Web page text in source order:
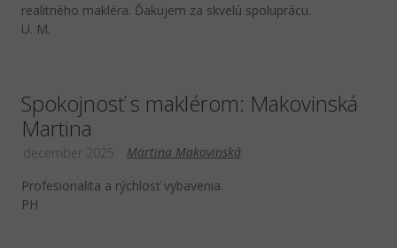
realitného makléra. Ďakujem za skvelú spoluprácu.
U. M.
Spokojnosť s maklérom: Makovinská
Martina
Martina Makovinská
december 2025
Profesionalita a rýchlosť vybavenia.
PH